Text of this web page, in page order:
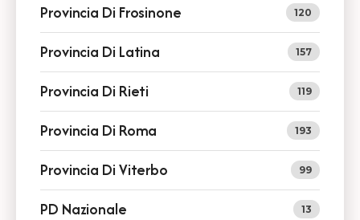
Provincia Di Frosinone 120
Provincia Di Latina 157
Provincia Di Rieti 119
Provincia Di Roma 193
Provincia Di Viterbo 99
PD Nazionale 13